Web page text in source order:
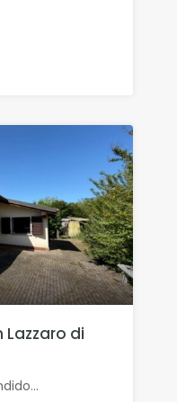
Lazzaro di